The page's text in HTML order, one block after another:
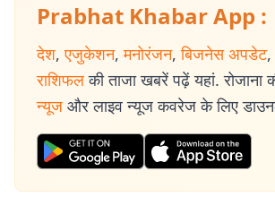
Prabhat Khabar App :
देश, एजुकेशन, मनोरंजन, बिजनेस अपडेट,
राशिफल की ताजा खबरें पढ़ें यहां. रोजाना
न्यूज और लाइव न्यूज कवरेज के लिए